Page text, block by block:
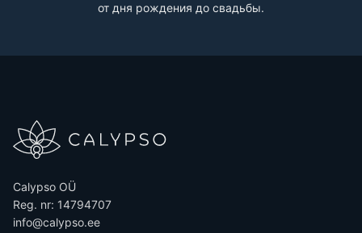
от дня рождения до свадьбы.
Calypso OÜ
Reg. nr: 14794707
info@calypso.ee